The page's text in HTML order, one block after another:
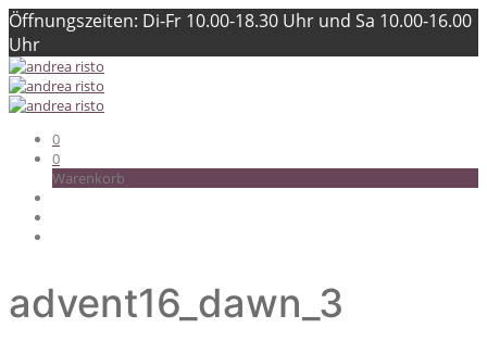
Öffnungszeiten: Di-Fr 10.00-18.30 Uhr und Sa 10.00-16.00
Uhr
0
0
Warenkorb
advent16_dawn_3